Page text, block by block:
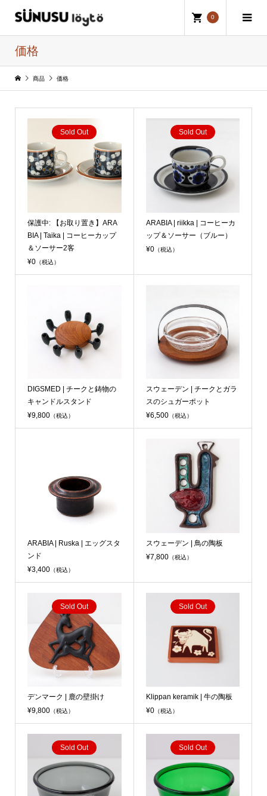
0
価格
商品 価格
Sold Out
保護中: 【お取り置き】ARA
BIA | Taika | コーヒーカップ
＆ソーサー2客
¥0（税込）
Sold Out
ARABIA | riikka | コーヒーカ
ップ＆ソーサー（ブルー）
¥0（税込）
DIGSMED | チークと鋳物の
キャンドルスタンド
¥9,800（税込）
スウェーデン | チークとガラ
スのシュガーポット
¥6,500（税込）
ARABIA | Ruska | エッグスタ
ンド
¥3,400（税込）
スウェーデン | 鳥の陶板
¥7,800（税込）
Sold Out
デンマーク | 鹿の壁掛け
¥9,800（税込）
Sold Out
Klippan keramik | 牛の陶板
¥0（税込）
Sold Out Sold Out